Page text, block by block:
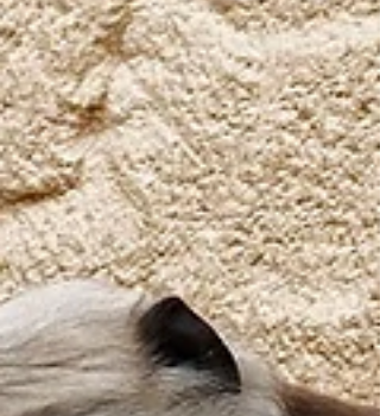
evoluzione e non è mai neutra: risveglia
parti di noi, mette in luce ciò che è
pronto a emergere, amplifica ciò che
abbiamo imparato a nascondere e rivela
parti di noi che ancora non